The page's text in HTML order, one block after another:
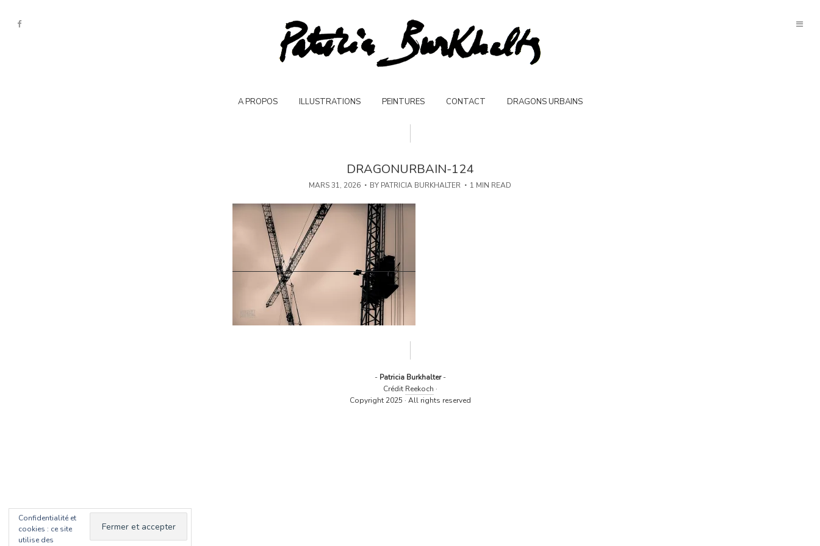
A PROPOS ILLUSTRATIONS PEINTURES CONTACT DRAGONS URBAINS
DRAGONURBAIN-124
MARS 31, 2026 BY PATRICIA BURKHALTER 1 MIN READ
- Patricia Burkhalter-
Crédit Reekoch ·
Copyright 2025 · All rights reserved
Confidentialité et
cookies : ce site
utilise des